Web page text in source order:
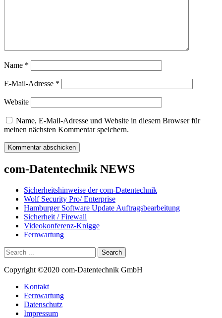
Name *
E-Mail-Adresse *
Website
Name, E-Mail-Adresse und Website in diesem Browser für
meinen nächsten Kommentar speichern.
com-Datentechnik NEWS
Sicherheitshinweise der com-Datentechnik
Wolf Security Pro/ Enterprise
Hamburger Software Update Auftragsbearbeitung
Sicherheit / Firewall
Videokonferenz-Knigge
Fernwartung
Copyright ©2020 com-Datentechnik GmbH
Kontakt
Fernwartung
Datenschutz
Impressum